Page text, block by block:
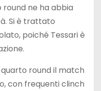
ne ha abbia
Si è trattato
poiché Tessari è
round il match
con frequenti clinch